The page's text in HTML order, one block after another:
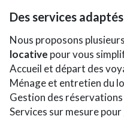
Des services
Nous proposons plusieurs
locative pour vous
Accueil et départ des
Ménage et entretien du
Gestion des
Services sur mesure